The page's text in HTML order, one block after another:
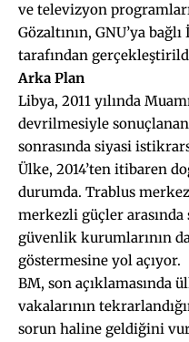
ve televizyon
Gözaltının, GNU’ya
tarafından
Arka Plan
Libya, 2011 yılında
devrilmesiyle
sonrasında siyasi
Ülke, 2014’ten itibaren
durumda. Trablus
merkezli güçler arasında
güvenlik kurumlarının
göstermesine yol açıyor.
BM, son açıklamasında
vakalarının
sorun haline geldiğini